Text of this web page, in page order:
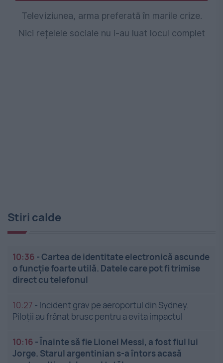
Televiziunea, arma preferată în marile crize.
Nici rețelele sociale nu i-au luat locul complet
Stiri calde
10:36 -Cartea de identitate electronică ascunde
o funcție foarte utilă. Datele care pot fi trimise
direct cu telefonul
10:27 - Incident grav pe aeroportul din Sydney.
Piloții au frânat brusc pentru a evita impactul
10:16 -Înainte să fie Lionel Messi, a fost fiul lui
Jorge. Starul argentinian s-a întors acasă